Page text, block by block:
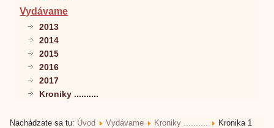
Vydávame
2013
2014
2015
2016
2017
Kroniky ..........
Nachádzate sa tu: Úvod Vydávame Kroniky ..........
Kronika 1